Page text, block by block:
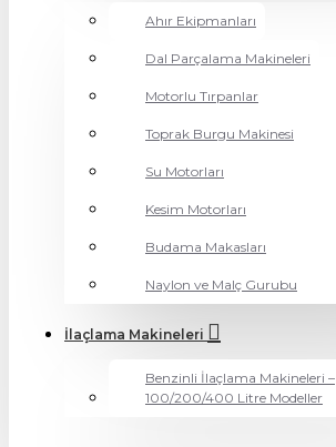
Ahır Ekipmanları
Dal Parçalama Makineleri
Motorlu Tırpanlar
Toprak Burgu Makinesi
Su Motorları
Kesim Motorları
Budama Makasları
Naylon ve Malç Gurubu
İlaçlama Makineleri
Benzinli İlaçlama Makineleri –
100/200/400 Litre Modeller